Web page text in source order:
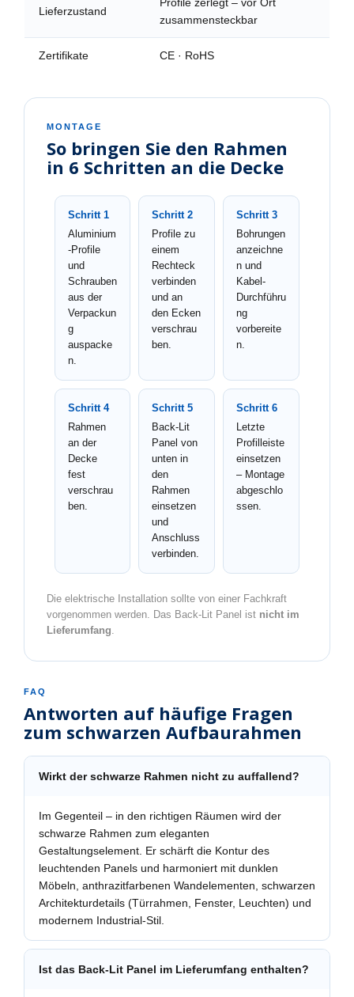
Lieferzustand
Profile zerlegt – vor Ort
zusammensteckbar
Zertifikate CE · RoHS
MONTAGE
So bringen Sie den Rahmen
in 6 Schritten an die Decke
Schritt 1
Aluminium
-Profile
und
Schrauben
aus der
Verpackun
g
auspacke
n.
Schritt 2
Profile zu
einem
Rechteck
verbinden
und an
den Ecken
verschrau
ben.
Schritt 3
Bohrungen
anzeichne
n und
Kabel-
Durchführu
ng
vorbereite
n.
Schritt 4
Rahmen
an der
Decke
fest
verschrau
ben.
Schritt 5
Back-Lit
Panel von
unten in
den
Rahmen
einsetzen
und
Anschluss
verbinden.
Schritt 6
Letzte
Profilleiste
einsetzen
– Montage
abgeschlo
ssen.
Die elektrische Installation sollte von einer Fachkraft
vorgenommen werden. Das Back-Lit Panel ist nicht im
Lieferumfang.
FAQ
Antworten auf häufige Fragen
zum schwarzen Aufbaurahmen
Wirkt der schwarze Rahmen nicht zu auffallend?
Im Gegenteil – in den richtigen Räumen wird der
schwarze Rahmen zum eleganten
Gestaltungselement. Er schärft die Kontur des
leuchtenden Panels und harmoniert mit dunklen
Möbeln, anthrazitfarbenen Wandelementen, schwarzen
Architekturdetails (Türrahmen, Fenster, Leuchten) und
modernem Industrial-Stil.
Ist das Back-Lit Panel im Lieferumfang enthalten?